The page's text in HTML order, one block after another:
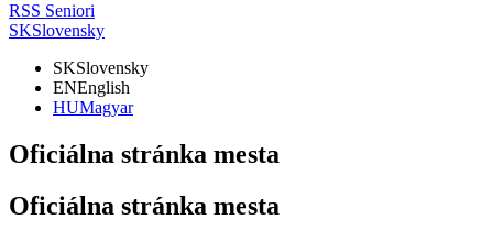
RSS Seniori
SKSlovensky
SKSlovensky
ENEnglish
HUMagyar
Oficiálna stránka mesta
Oficiálna stránka mesta